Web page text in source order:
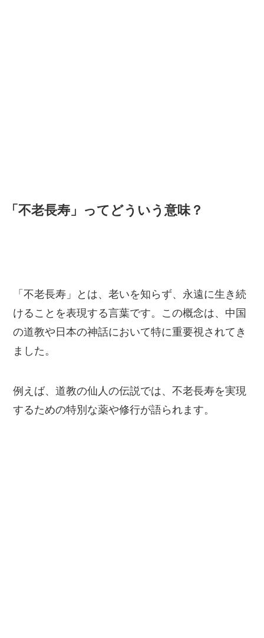
「不老長寿」ってどういう意味？
「不老長寿」とは、老いを知らず、永遠に生き続
けることを表現する言葉です。この概念は、中国
の道教や日本の神話において特に重要視されてき
ました。
例えば、道教の仙人の伝説では、不老長寿を実現
するための特別な薬や修行が語られます。